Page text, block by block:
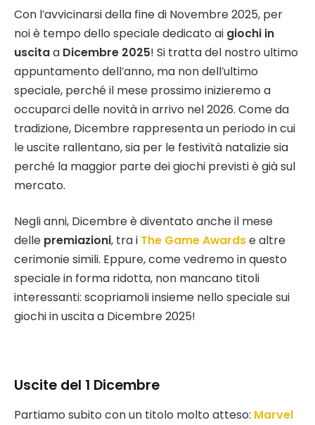
Con l’avvicinarsi della fine di Novembre 2025, per
noi è tempo dello speciale dedicato ai giochi in
uscitaa Dicembre 2025! Si tratta del nostro ultimo
appuntamento dell’anno, ma non dell’ultimo
speciale, perché il mese prossimo inizieremo a
occuparci delle novità in arrivo nel 2026. Come da
tradizione, Dicembre rappresenta un periodo in cui
le uscite rallentano, sia per le festività natalizie sia
perché la maggior parte dei giochi previsti è già sul
mercato.
Negli anni, Dicembre è diventato anche il mese
delle premiazioni, tra i The Game Awardse altre
cerimonie simili. Eppure, come vedremo in questo
speciale in forma ridotta, non mancano titoli
interessanti: scopriamoli insieme nello speciale sui
giochi in uscita a Dicembre 2025!
Uscite del 1 Dicembre
Partiamo subito con un titolo molto atteso: Marvel